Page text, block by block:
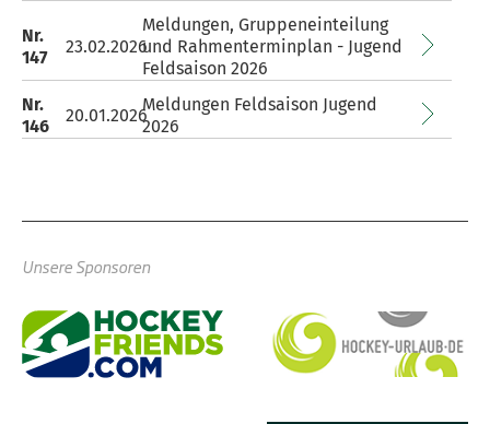
Nr.
147
23.02.2026
Meldungen, Gruppeneinteilung
und Rahmenterminplan - Jugend
Feldsaison 2026
Nr.
146
20.01.2026
Meldungen Feldsaison Jugend
2026
Unsere Sponsoren